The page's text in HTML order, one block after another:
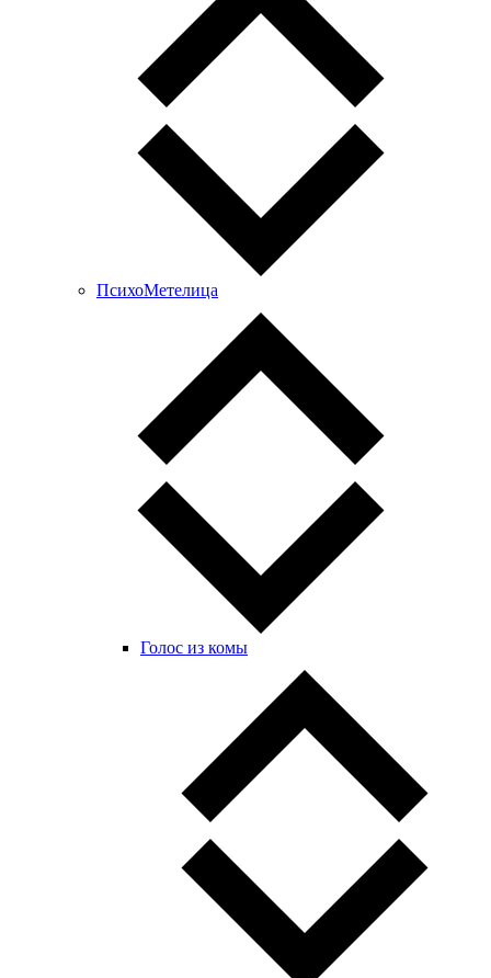
ПсихоМетелица
Голос из комы